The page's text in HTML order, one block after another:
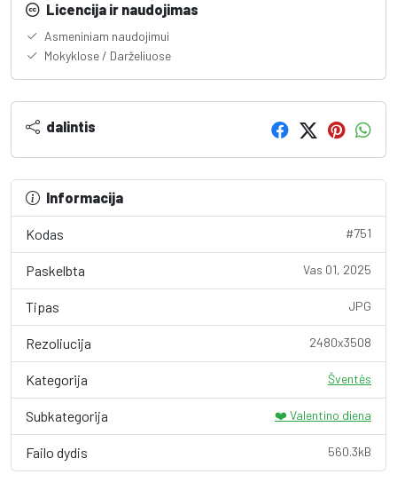
Licencija ir naudojimas
Asmeniniam naudojimui
Mokyklose / Darželiuose
dalintis
Informacija
Kodas #751
Paskelbta Vas 01, 2025
Tipas JPG
Rezoliucija 2480x3508
Kategorija Šventės
Subkategorija ❤️ Valentino diena
Failo dydis 560.3kB